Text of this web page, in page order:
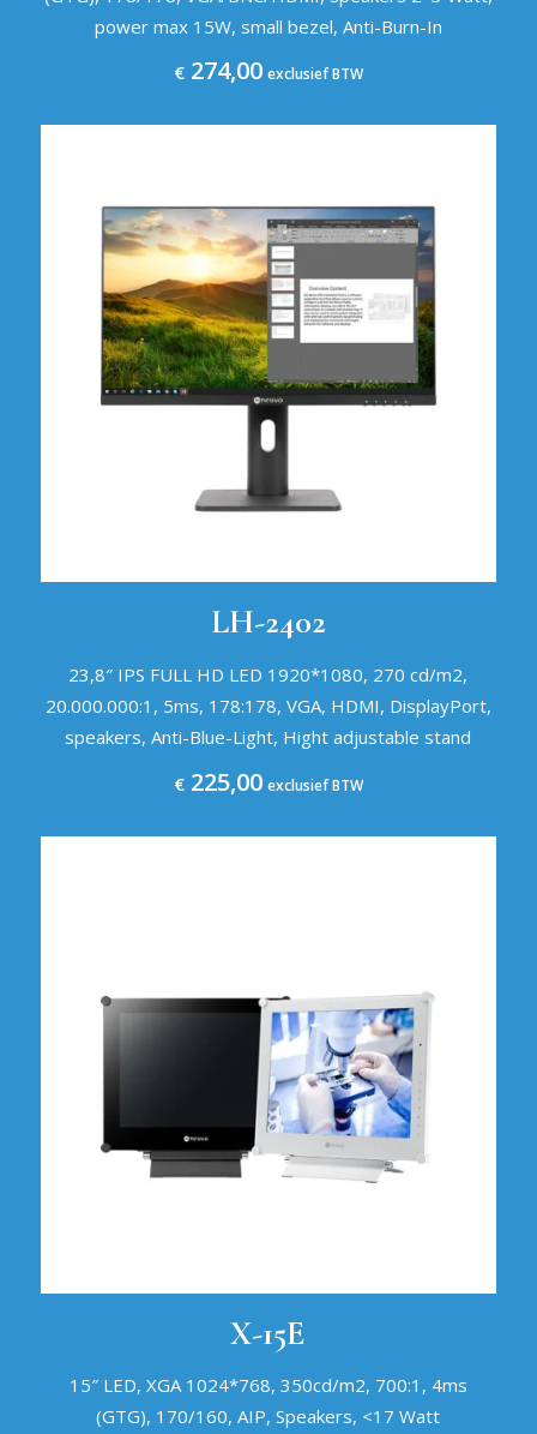
power max 15W, small bezel, Anti-Burn-In
€274,00 exclusief BTW
LH-2402
23,8″ IPS FULL HD LED 1920*1080, 270 cd/m2,
20.000.000:1, 5ms, 178:178, VGA, HDMI, DisplayPort,
speakers, Anti-Blue-Light, Hight adjustable stand
€225,00 exclusief BTW
X-15E
15″ LED, XGA 1024*768, 350cd/m2, 700:1, 4ms
(GTG), 170/160, AIP, Speakers, <17 Watt